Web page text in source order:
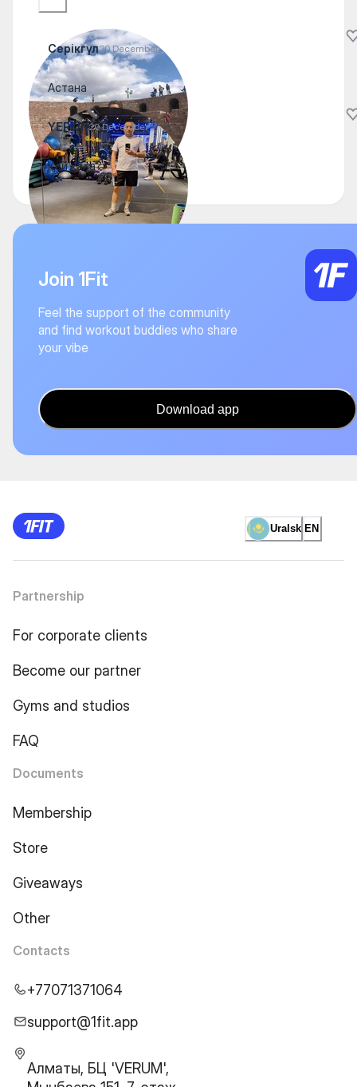
Серікгүл20 December
Астана
YERKIN20 December
Қай қала?
Join 1Fit
Feel the support of the community
and find workout buddies who share
your vibe
Download app
Uralsk EN
Partnership
For corporate clients
Become our partner
Gyms and studios
FAQ
Documents
Membership
Store
Giveaways
Other
Contacts
+77071371064
support@1fit.app
Алматы, БЦ 'VERUM',